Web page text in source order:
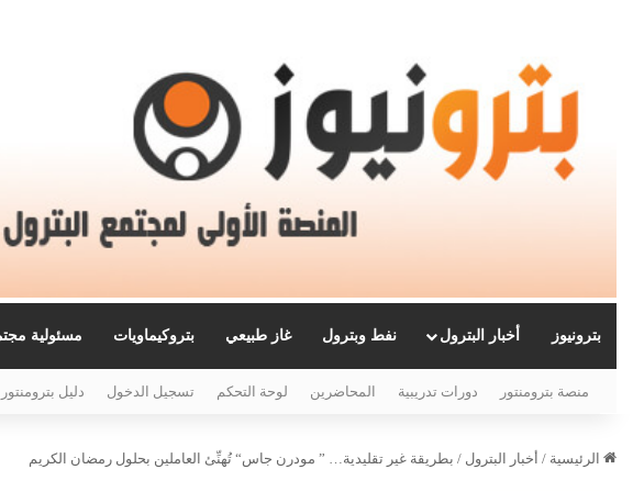
بترونيوز أخبار البترول نفط وبترول غاز طبيعي بتروكيماويات مسئولية
منصة بترومنتور دورات تدريبية المحاضرين لوحة التحكم تسجيل الدخول دليل بترومنتور
الرئيسية / أخبار البترول / بطريقة غير تقليدية… ” مودرن جاس“ تُهنِّئ العاملين بحلول رمضان الكريم